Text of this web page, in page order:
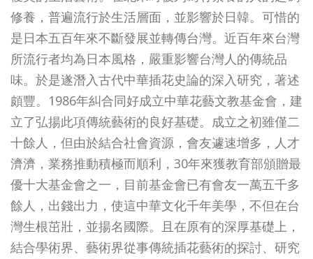
修養，普遍流行於生活層面，並影響於日韓。可惜的
是日本五百年來不斷發展並轉傳台灣。近百年來台灣
所流行者均為日本風格，嚴重影響台灣人的傳統品
味。於是遂潛入古代中華插花史論的深入研究，著述
頗豐。1986年糾合同好成立中華花藝文教基金會，建
立了弘揚此項傳統藝術的良好基礎。成立之初雖僅二
十餘人，但由於結合社會資源，會友遽速增多，人才
濟濟，業務推動積極而順利，30年來獲教育部頒贈最
優十大基金會之一，目前基金會已有會友一萬五千多
餘人，出錢出力，使這中華文化千年美學，不但在台
灣生根茁壯，並揚名國際。且在原有的深厚基礎上，
結合學術界、藝術界從事傳統插花藝術的探討、研究